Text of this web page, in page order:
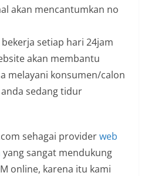
akan mencantumkan no
setiap hari 24jam
akan membantu
melayani konsumen/calon
sedang tidur
sehagai providerweb
yang sangat mendukung
online, karena itu kami